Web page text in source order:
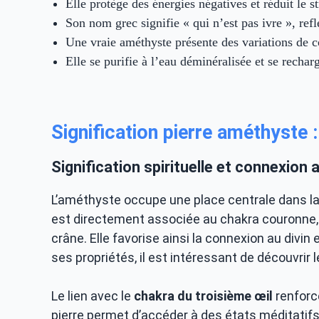
Elle protège des énergies négatives et réduit le
Son nom grec signifie « qui n’est pas ivre »,
Une vraie améthyste présente des variations de
Elle se purifie à l’eau déminéralisée et se
Signification pierre améthyste
Signification spirituelle et connexion
L’améthyste occupe une place centrale
est directement associée au chakra
crâne. Elle favorise ainsi la connexion au
ses propriétés, il est intéressant de découvrir
Le lien avec le chakra du troisième œil
pierre permet d’accéder à des états